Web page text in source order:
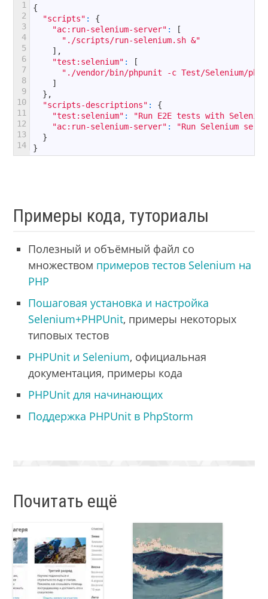
1
2
3
4
5
6
7
8
9
10
11
12
13
14
{
"scripts" :
{
"ac:run-selenium-server" :
[
"./scripts/run-selenium.sh &"
] ,
"test:selenium" :
[
"./vendor/bin/phpunit -c Test/Selenium/
]
} ,
"scripts-descriptions" :
{
"test:selenium" :
"Run E2E tests with
"ac:run-selenium-server" :
"Run Selenium
}
}
Примеры кода, туториалы
Полезный и объёмный файл со
множеством примеров тестов Selenium на
PHP
Пошаговая установка и настройка
Selenium+PHPUnit, примеры некоторых
типовых тестов
PHPUnit и Selenium, официальная
документация, примеры кода
PHPUnit для начинающих
Поддержка PHPUnit в PhpStorm
Почитать ещё